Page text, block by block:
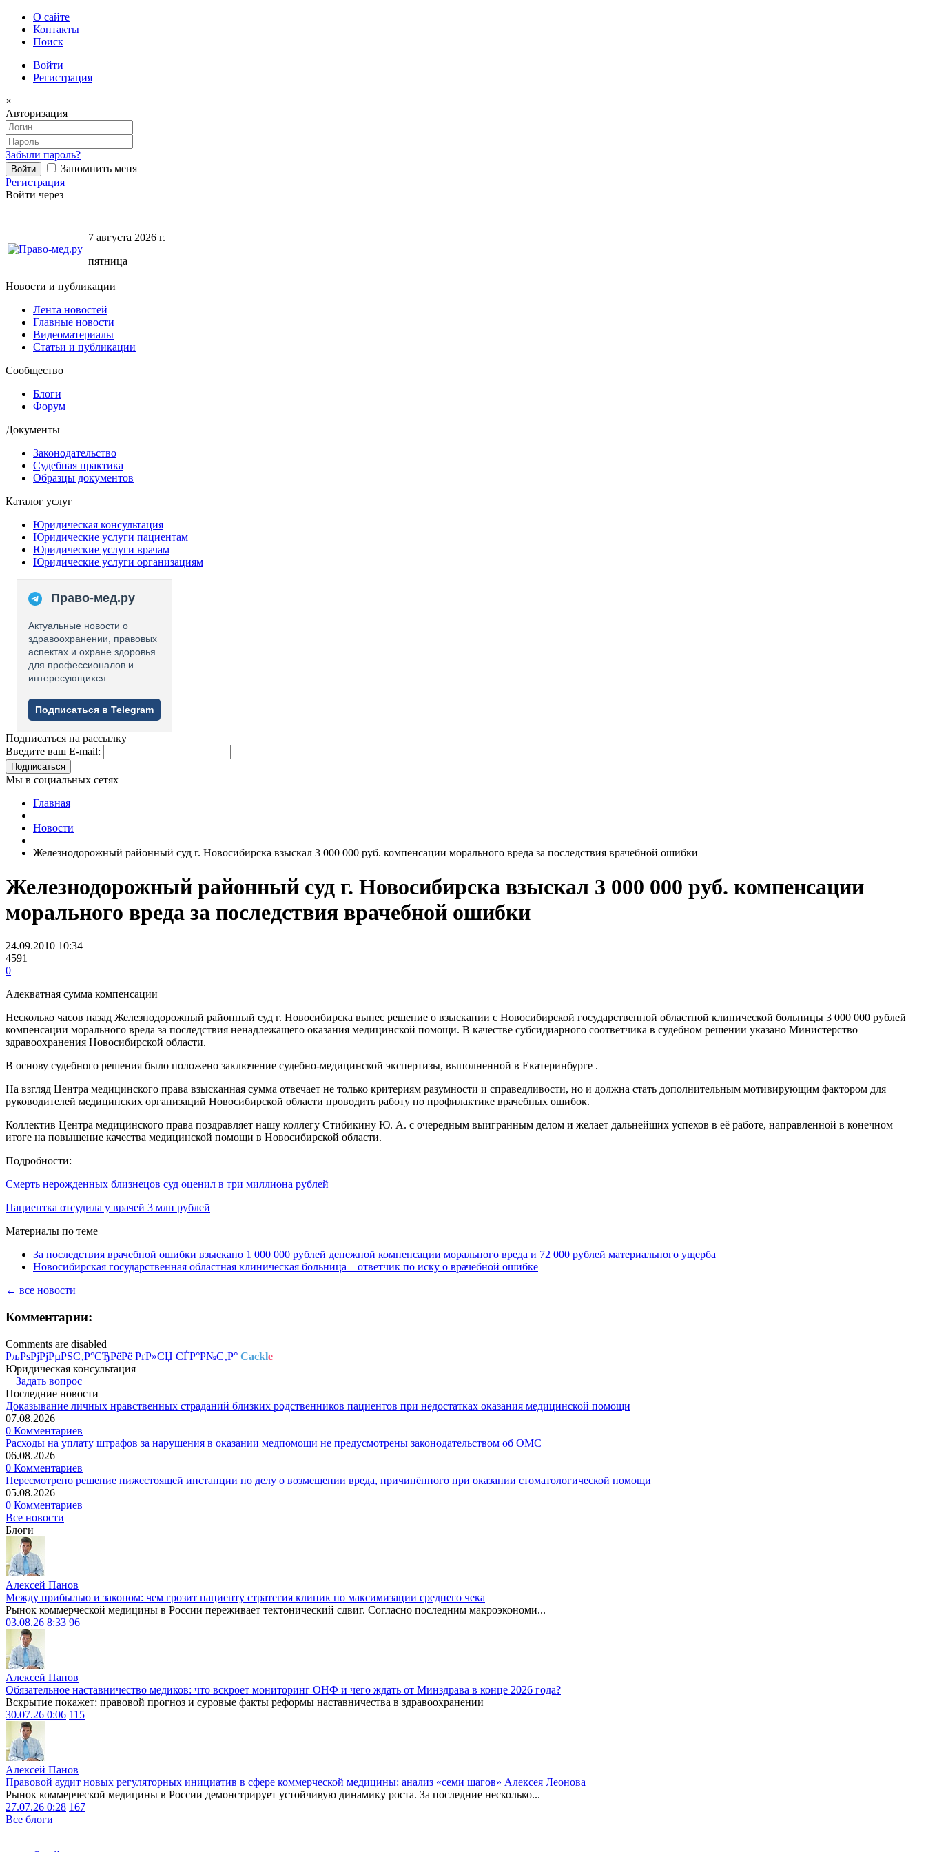
О сайте
Контакты
Поиск
Войти
Регистрация
×
Авторизация
Забыли пароль?
Запомнить меня
Регистрация
Войти через
7 августа 2026 г.
пятница
Новости и публикации
Лента новостей
Главные новости
Видеоматериалы
Статьи и публикации
Сообщество
Блоги
Форум
Документы
Законодательство
Судебная практика
Образцы документов
Каталог услуг
Юридическая консультация
Юридические услуги пациентам
Юридические услуги врачам
Юридические услуги организациям
Право-мед.ру
Актуальные новости о
здравоохранении, правовых
аспектах и охране здоровья
для профессионалов и
интересующихся
Подписаться в Telegram
Подписаться на рассылку
Введите ваш E-mail:
Подписаться
Мы в социальных сетях
Главная
Новости
Железнодорожный районный суд г. Новосибирска взыскал 3 000 000 руб. компенсации морального вреда за последствия врачебной ошибки
Железнодорожный районный суд г. Новосибирска взыскал 3 000 000 руб. компенсации
морального вреда за последствия врачебной ошибки
24.09.2010 10:34
4591
0
Адекватная сумма компенсации
Несколько часов назад Железнодорожный районный суд г. Новосибирска вынес решение о взыскании с Новосибирской государственной областной клинической больницы 3 000 000 рублей
компенсации морального вреда за последствия ненадлежащего оказания медицинской помощи. В качестве субсидиарного соответчика в судебном решении указано Министерство
здравоохранения Новосибирской области.
В основу судебного решения было положено заключение судебно-медицинской экспертизы, выполненной в Екатеринбурге .
На взгляд Центра медицинского права взысканная сумма отвечает не только критериям разумности и справедливости, но и должна стать дополнительным мотивирующим фактором для
руководителей медицинских организаций Новосибирской области проводить работу по профилактике врачебных ошибок.
Коллектив Центра медицинского права поздравляет нашу коллегу Стибикину Ю. А. с очередным выигранным делом и желает дальнейших успехов в её работе, направленной в конечном
итоге на повышение качества медицинской помощи в Новосибирской области.
Подробности:
Смерть нерожденных близнецов суд оценил в три миллиона рублей
Пациентка отсудила у врачей 3 млн рублей
Материалы по теме
За последствия врачебной ошибки взыскано 1 000 000 рублей денежной компенсации морального вреда и 72 000 рублей материального ущерба
Новосибирская государственная областная клиническая больница – ответчик по иску о врачебной ошибке
← все новости
Комментарии:
Comments are disabled
РљРѕРјРјРµРЅС‚Р°СЂРёРё РґР»СЏ СЃР°Р№С‚Р° Cackle
Юридическая консультация
Задать вопрос
Последние новости
Доказывание личных нравственных страданий близких родственников пациентов при недостатках оказания медицинской помощи
07.08.2026
0 Комментариев
Расходы на уплату штрафов за нарушения в оказании медпомощи не предусмотрены законодательством об ОМС
06.08.2026
0 Комментариев
Пересмотрено решение нижестоящей инстанции по делу о возмещении вреда, причинённого при оказании стоматологической помощи
05.08.2026
0 Комментариев
Все новости
Блоги
Алексей Панов
Между прибылью и законом: чем грозит пациенту стратегия клиник по максимизации среднего чека
Рынок коммерческой медицины в России переживает тектонический сдвиг. Согласно последним макроэкономи...
03.08.26 8:33 96
Алексей Панов
Обязательное наставничество медиков: что вскроет мониторинг ОНФ и чего ждать от Минздрава в конце 2026 года?
Вскрытие покажет: правовой прогноз и суровые факты реформы наставничества в здравоохранении
30.07.26 0:06 115
Алексей Панов
Правовой аудит новых регуляторных инициатив в сфере коммерческой медицины: анализ «семи шагов» Алексея Леонова
Рынок коммерческой медицины в России демонстрирует устойчивую динамику роста. За последние несколько...
27.07.26 0:28 167
Все блоги